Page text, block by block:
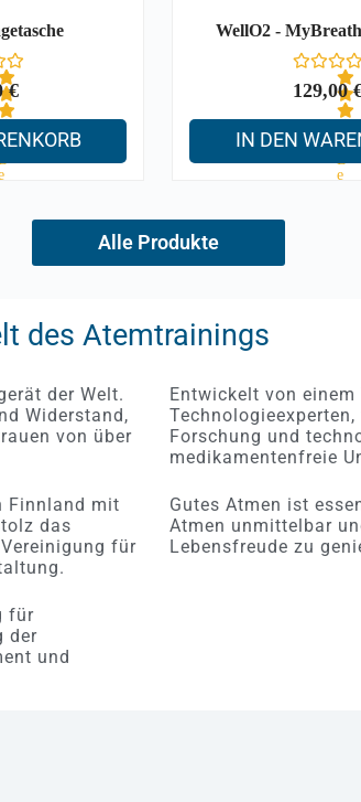
€
WellO2 -
B
e
5
129,00
IN DEN
Alle Produkte
des Atemtrainings
der Welt.
Widerstand,
von über
Finnland mit
das
für
für
der
und
Entwickelt von
Forschung und
medikamentenfreie
Gutes Atmen ist
Atmen unmittelbar
Lebensfreude zu